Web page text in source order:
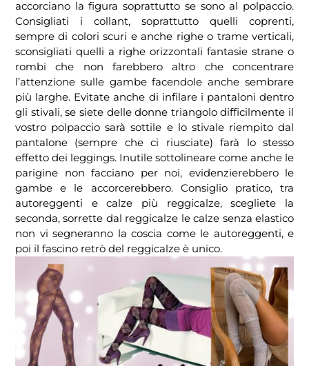
accorciano la figura soprattutto se sono al polpaccio.
Consigliati i collant, soprattutto quelli coprenti,
sempre di colori scuri e anche righe o trame verticali,
sconsigliati quelli a righe orizzontali fantasie strane o
rombi che non farebbero altro che concentrare
l’attenzione sulle gambe facendole anche sembrare
più larghe. Evitate anche di infilare i pantaloni dentro
gli stivali, se siete delle donne triangolo difficilmente il
vostro polpaccio sarà sottile e lo stivale riempito dal
pantalone (sempre che ci riusciate) farà lo stesso
effetto dei leggings. Inutile sottolineare come anche le
parigine non facciano per noi, evidenzierebbero le
gambe e le accorcerebbero. Consiglio pratico, tra
autoreggenti e calze più reggicalze, scegliete la
seconda, sorrette dal reggicalze le calze senza elastico
non vi segneranno la coscia come le autoreggenti, e
poi il fascino retrò del reggicalze è unico.